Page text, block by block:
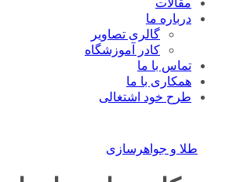
درباره ما
گالری تصاویر
کادر آموزشگاه
تماس با ما
همکاری با ما
طرح خود اشتغالی
طلا و جواهرسازی